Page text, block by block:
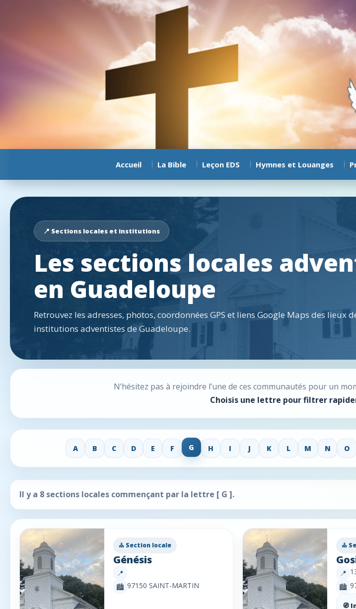
Accueil La Bible Leçon EDS Hymnes et Louanges
📍 Sections locales et institutions
Les sections locales
en Guadeloupe
Retrouvez les adresses, photos, coordonnées GPS et liens Google Maps des lieux
institutions adventistes de Guadeloupe.
N’hésitez pas à rejoindre l’une de ces communautés pour un
Choisis une lettre pour filtrer
A B C D E F G H I J K L M N O
Il y a 8 sections locales commençant par la lettre [ G ].
⛪ Section locale
Génésis
📍
🏙️ 97150 SAINT-MARTIN
⛪
📍
🏙️
🧭